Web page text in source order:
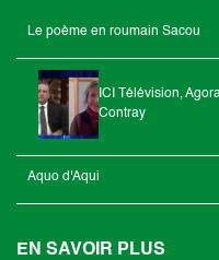
Le poème en roumain Sacou
ICI Télévision,
Contray
Aquo d'Aqui
EN SAVOIR PLUS